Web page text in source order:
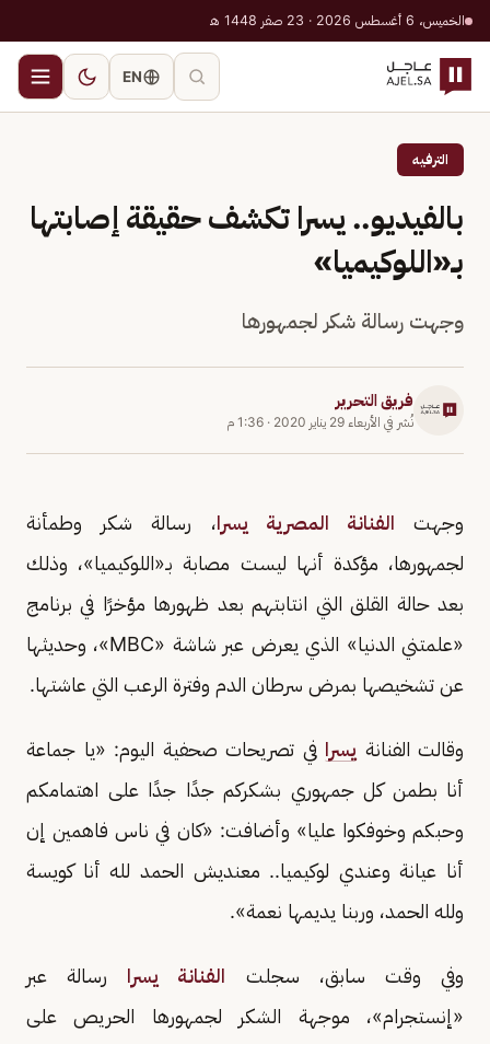
الخميس، 6 أغسطس 2026 · 23 صفر 1448 هـ
EN
الترفيه
بالفيديو.. يسرا تكشف حقيقة إصابتها
بـ«اللوكيميا»
وجهت رسالة شكر لجمهورها
فريق التحرير
نُشر في الأربعاء 29 يناير 2020 · 1:36 م
وجهت الفنانة المصرية يسرا، رسالة شكر وطمأنة
لجمهورها، مؤكدة أنها ليست مصابة بـ«اللوكيميا»، وذلك
بعد حالة القلق التي انتابتهم بعد ظهورها مؤخرًا في برنامج
«علمتني الدنيا» الذي يعرض عبر شاشة «MBC»، وحديثها
عن تشخيصها بمرض سرطان الدم وفترة الرعب التي عاشتها.
وقالت الفنانة يسرا في تصريحات صحفية اليوم: «يا جماعة
أنا بطمن كل جمهوري بشكركم جدًا جدًا على اهتمامكم
وحبكم وخوفكوا عليا» وأضافت: «كان في ناس فاهمين إن
أنا عيانة وعندي لوكيميا.. معنديش الحمد لله أنا كويسة
ولله الحمد، وربنا يديمها نعمة».
وفي وقت سابق، سجلت الفنانة يسرا رسالة عبر
«إنستجرام»، موجهة الشكر لجمهورها الحريص على